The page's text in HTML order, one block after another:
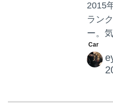
です
ト」
産さ
スピ
ン。
2015
ラン
ー。
と公
マ好
注目
リス